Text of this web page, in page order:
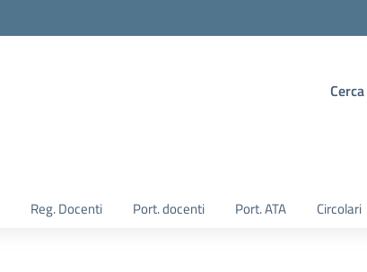
Cerca
Reg. Docenti Port. docenti Port. ATA Circolari